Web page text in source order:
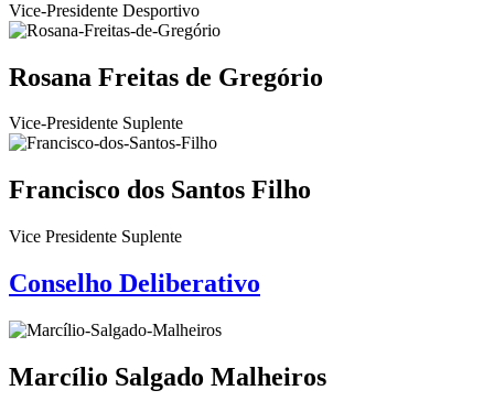
Vice-Presidente Desportivo
Rosana Freitas de Gregório
Vice-Presidente Suplente
Francisco dos Santos Filho
Vice Presidente Suplente
Conselho Deliberativo
Marcílio Salgado Malheiros